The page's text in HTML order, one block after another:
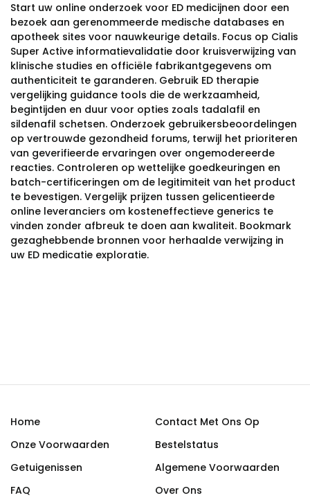
Start uw online onderzoek voor ED medicijnen door een
bezoek aan gerenommeerde medische databases en
apotheek sites voor nauwkeurige details. Focus op Cialis
Super Active informatievalidatie door kruisverwijzing van
klinische studies en officiële fabrikantgegevens om
authenticiteit te garanderen. Gebruik ED therapie
vergelijking guidance tools die de werkzaamheid,
begintijden en duur voor opties zoals tadalafil en
sildenafil schetsen. Onderzoek gebruikersbeoordelingen
op vertrouwde gezondheid forums, terwijl het prioriteren
van geverifieerde ervaringen over ongemodereerde
reacties. Controleren op wettelijke goedkeuringen en
batch-certificeringen om de legitimiteit van het product
te bevestigen. Vergelijk prijzen tussen gelicentieerde
online leveranciers om kosteneffectieve generics te
vinden zonder afbreuk te doen aan kwaliteit. Bookmark
gezaghebbende bronnen voor herhaalde verwijzing in
uw ED medicatie exploratie.
Home
Contact Met Ons Op
Onze Voorwaarden
Bestelstatus
Getuigenissen
Algemene Voorwaarden
FAQ
Over Ons